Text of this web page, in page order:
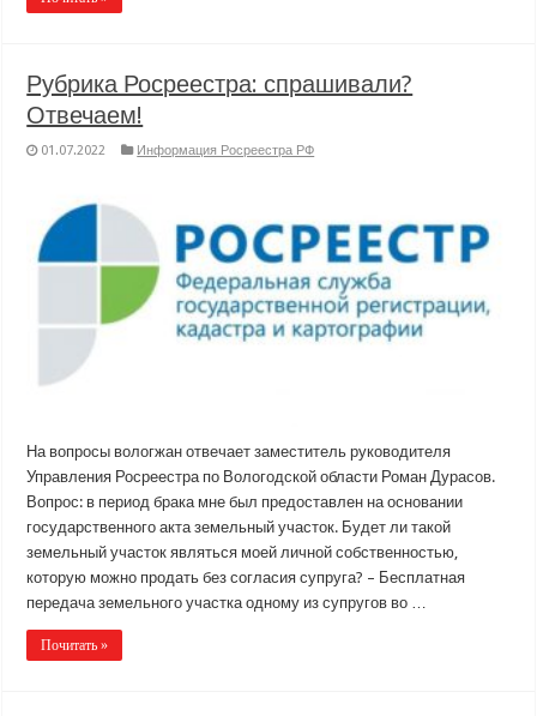
Рубрика Росреестра: спрашивали?
Отвечаем!
01.07.2022 Информация Росреестра РФ
На вопросы вологжан отвечает заместитель руководителя
Управления Росреестра по Вологодской области Роман Дурасов.
Вопрос: в период брака мне был предоставлен на основании
государственного акта земельный участок. Будет ли такой
земельный участок являться моей личной собственностью,
которую можно продать без согласия супруга? – Бесплатная
передача земельного участка одному из супругов во …
Почитать »